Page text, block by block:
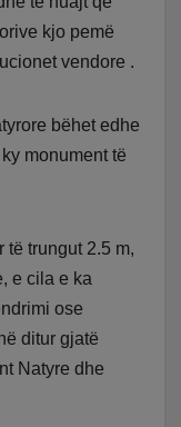
kjo pemë
vendore .
bëhet edhe
monument të
të trungut 2.5 m,
e cila e ka
ose
ditur gjatë
Natyre dhe